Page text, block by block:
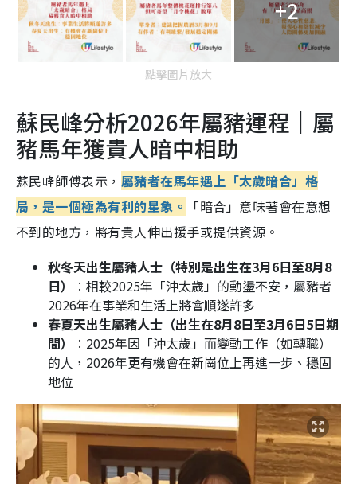
+2
點擊圖片放大
蘇民峰分析2026年屬豬運程｜屬
豬馬年獲貴人暗中相助
蘇民峰師傅表示， 屬豬者在馬年遇上「太歲暗合」格
局，是一個極為有利的星象。
「暗合」意味著會在意想
不到的地方，將有貴人伸出援手或提供資源。
秋冬天出生屬豬人士（特別是出生在3月6日至8月8
日）
︰相較2025年「沖太歲」的動盪不安，屬豬者
2026年在事業和生活上將會順遂許多
春夏天出生屬豬人士（出生在8月8日至3月6日5日期
間）
︰2025年因「沖太歲」而變動工作（如轉職）
的人，2026年更有機會在新崗位上再進一步、穩固
地位